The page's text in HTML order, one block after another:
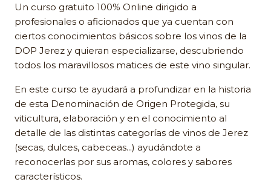
Un curso gratuito 100% Online dirigido a
profesionales o aficionados que ya cuentan con
ciertos conocimientos básicos sobre los vinos de la
DOP Jerez y quieran especializarse, descubriendo
todos los maravillosos matices de este vino singular.
En este curso te ayudará a profundizar en la historia
de esta Denominación de Origen Protegida, su
viticultura, elaboración y en el conocimiento al
detalle de las distintas categorías de vinos de Jerez
(secas, dulces, cabeceas...) ayudándote a
reconocerlas por sus aromas, colores y sabores
característicos.